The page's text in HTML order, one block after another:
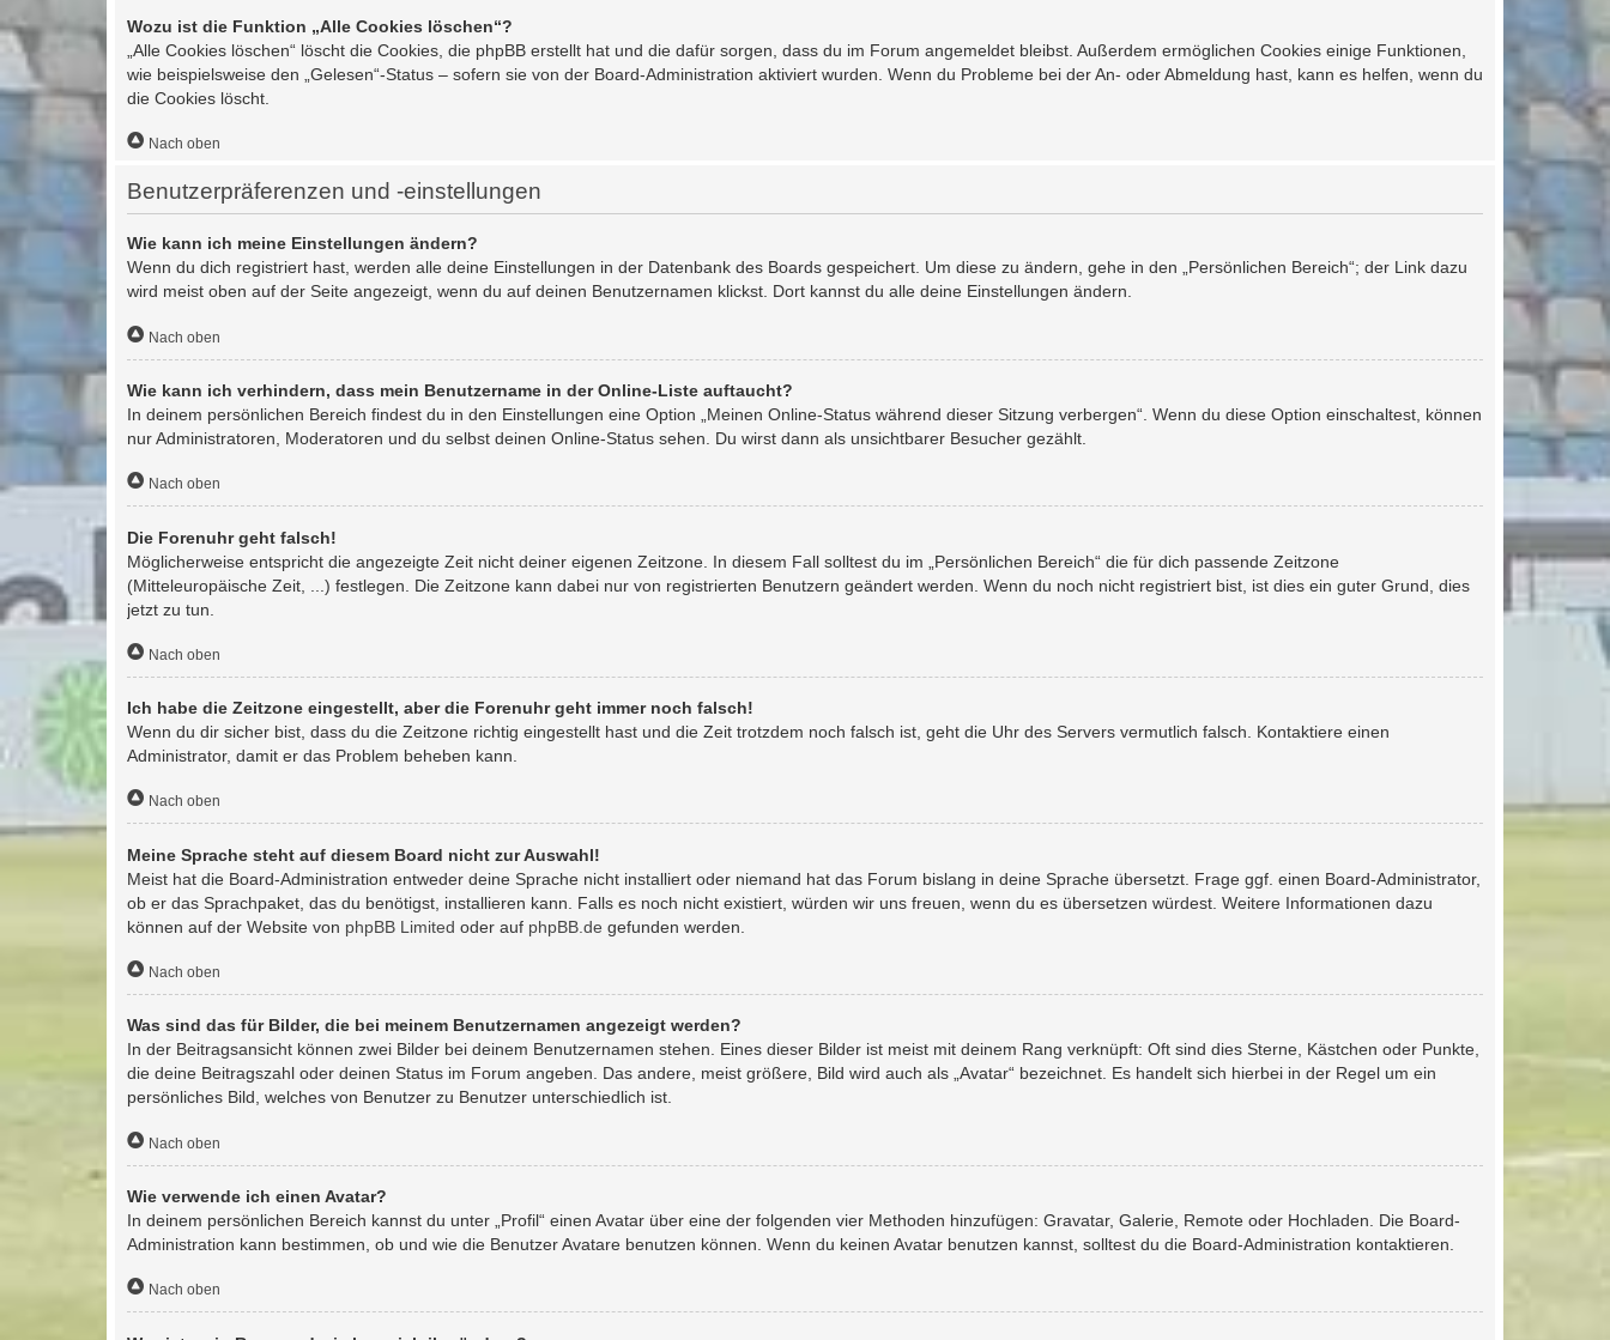
Wozu ist die Funktion „Alle Cookies löschen“?
„Alle Cookies löschen“ löscht die Cookies, die phpBB erstellt hat und die dafür sorgen, dass du im Forum angemeldet bleibst. Außerdem ermöglichen Cookies einige Funktionen,
wie beispielsweise den „Gelesen“-Status – sofern sie von der Board-Administration aktiviert wurden. Wenn du Probleme bei der An- oder Abmeldung hast, kann es helfen, wenn du
die Cookies löscht.
Nach oben
Benutzerpräferenzen und -einstellungen
Wie kann ich meine Einstellungen ändern?
Wenn du dich registriert hast, werden alle deine Einstellungen in der Datenbank des Boards gespeichert. Um diese zu ändern, gehe in den „Persönlichen Bereich“; der Link dazu
wird meist oben auf der Seite angezeigt, wenn du auf deinen Benutzernamen klickst. Dort kannst du alle deine Einstellungen ändern.
Nach oben
Wie kann ich verhindern, dass mein Benutzername in der Online-Liste auftaucht?
In deinem persönlichen Bereich findest du in den Einstellungen eine Option „Meinen Online-Status während dieser Sitzung verbergen“. Wenn du diese Option einschaltest, können
nur Administratoren, Moderatoren und du selbst deinen Online-Status sehen. Du wirst dann als unsichtbarer Besucher gezählt.
Nach oben
Die Forenuhr geht falsch!
Möglicherweise entspricht die angezeigte Zeit nicht deiner eigenen Zeitzone. In diesem Fall solltest du im „Persönlichen Bereich“ die für dich passende Zeitzone
(Mitteleuropäische Zeit, ...) festlegen. Die Zeitzone kann dabei nur von registrierten Benutzern geändert werden. Wenn du noch nicht registriert bist, ist dies ein guter Grund, dies
jetzt zu tun.
Nach oben
Ich habe die Zeitzone eingestellt, aber die Forenuhr geht immer noch falsch!
Wenn du dir sicher bist, dass du die Zeitzone richtig eingestellt hast und die Zeit trotzdem noch falsch ist, geht die Uhr des Servers vermutlich falsch. Kontaktiere einen
Administrator, damit er das Problem beheben kann.
Nach oben
Meine Sprache steht auf diesem Board nicht zur Auswahl!
Meist hat die Board-Administration entweder deine Sprache nicht installiert oder niemand hat das Forum bislang in deine Sprache übersetzt. Frage ggf. einen Board-Administrator,
ob er das Sprachpaket, das du benötigst, installieren kann. Falls es noch nicht existiert, würden wir uns freuen, wenn du es übersetzen würdest. Weitere Informationen dazu
können auf der Website von phpBB Limited oder auf phpBB.de gefunden werden.
Nach oben
Was sind das für Bilder, die bei meinem Benutzernamen angezeigt werden?
In der Beitragsansicht können zwei Bilder bei deinem Benutzernamen stehen. Eines dieser Bilder ist meist mit deinem Rang verknüpft: Oft sind dies Sterne, Kästchen oder Punkte,
die deine Beitragszahl oder deinen Status im Forum angeben. Das andere, meist größere, Bild wird auch als „Avatar“ bezeichnet. Es handelt sich hierbei in der Regel um ein
persönliches Bild, welches von Benutzer zu Benutzer unterschiedlich ist.
Nach oben
Wie verwende ich einen Avatar?
In deinem persönlichen Bereich kannst du unter „Profil“ einen Avatar über eine der folgenden vier Methoden hinzufügen: Gravatar, Galerie, Remote oder Hochladen. Die Board-
Administration kann bestimmen, ob und wie die Benutzer Avatare benutzen können. Wenn du keinen Avatar benutzen kannst, solltest du die Board-Administration kontaktieren.
Nach oben